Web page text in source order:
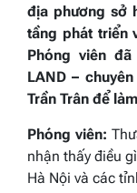
địa phương sở
tầng phát triển
Phóng viên
LAND –
Trần Trân để
Phóng viên:
nhận thấy điều
Hà Nội và các